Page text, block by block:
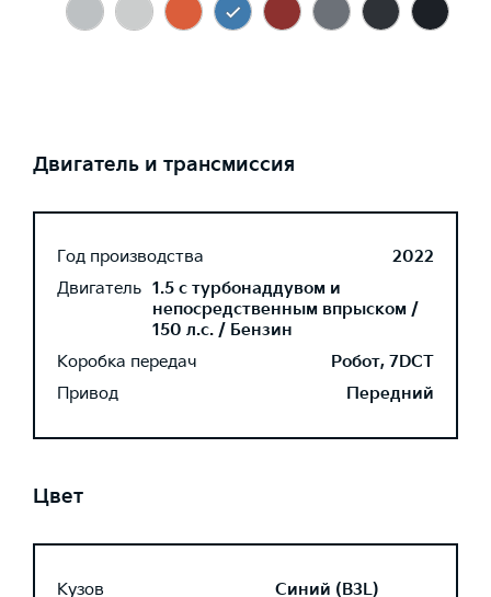
Двигатель и трансмиссия
Год производства
2022
Двигатель 1.5 с турбонаддувом и
непосредственным впрыском /
150 л.с. / Бензин
Коробка передач
Робот, 7DCT
Привод
Передний
Цвет
Кузов Синий (B3L)